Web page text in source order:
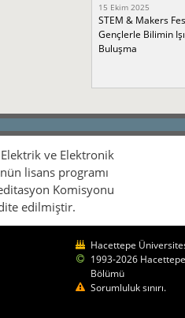
15 Ekim 2025
STEM & Makers
Gençlerle Bilimin
Buluşma
ve Elektronik
lisans programı
Komisyonu
edilmiştir.
Hacettepe
1993-2026
Bölümü
Sorumluluk sınırı.